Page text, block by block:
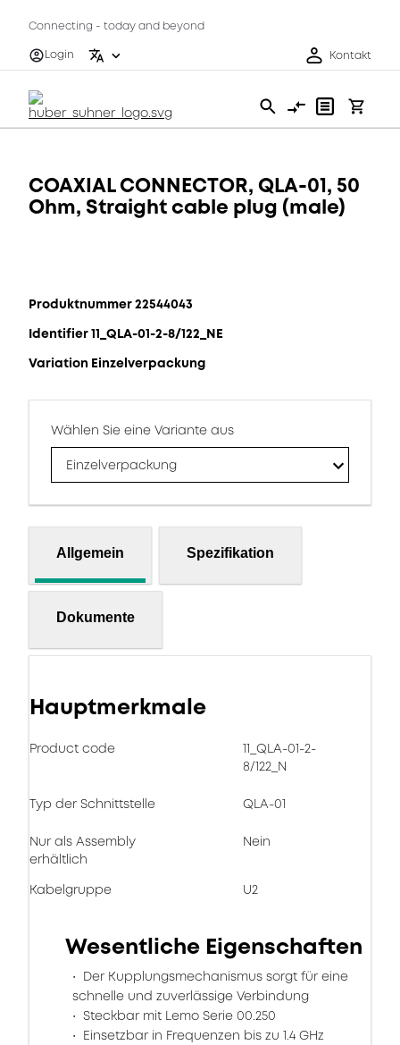
Connecting - today and beyond
Login
Kontakt
COAXIAL CONNECTOR, QLA-01, 50
Ohm, Straight cable plug (male)
Produktnummer 22544043
Identifier 11_QLA-01-2-8/122_NE
Variation Einzelverpackung
Wählen Sie eine Variante aus
Einzelverpackung
Allgemein Spezifikation
Dokumente
Hauptmerkmale
Product code
11_QLA-01-2-
8/122_N
Typ der Schnittstelle QLA-01
Nur als Assembly
erhältlich
Nein
Kabelgruppe U2
Wesentliche Eigenschaften
Der Kupplungsmechanismus sorgt für eine
schnelle und zuverlässige Verbindung
Steckbar mit Lemo Serie 00.250
Einsetzbar in Frequenzen bis zu 1.4 GHz